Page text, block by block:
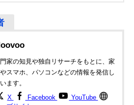
C700
家の知見や独自リサーチをもとに、家
スマホ、パソコンなどの情報を発信し
ます。
X Facebook
YouTube